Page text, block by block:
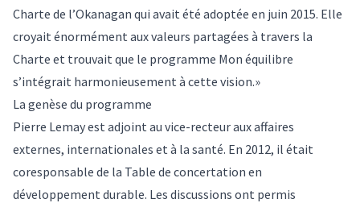
Charte de l’Okanagan qui avait été adoptée en juin 2015. Elle
croyait énormément aux valeurs partagées à travers la
Charte et trouvait que le programme Mon équilibre
s’intégrait harmonieusement à cette vision.»
La genèse du programme
Pierre Lemay est adjoint au vice-recteur aux affaires
externes, internationales et à la santé. En 2012, il était
coresponsable de la Table de concertation en
développement durable. Les discussions ont permis